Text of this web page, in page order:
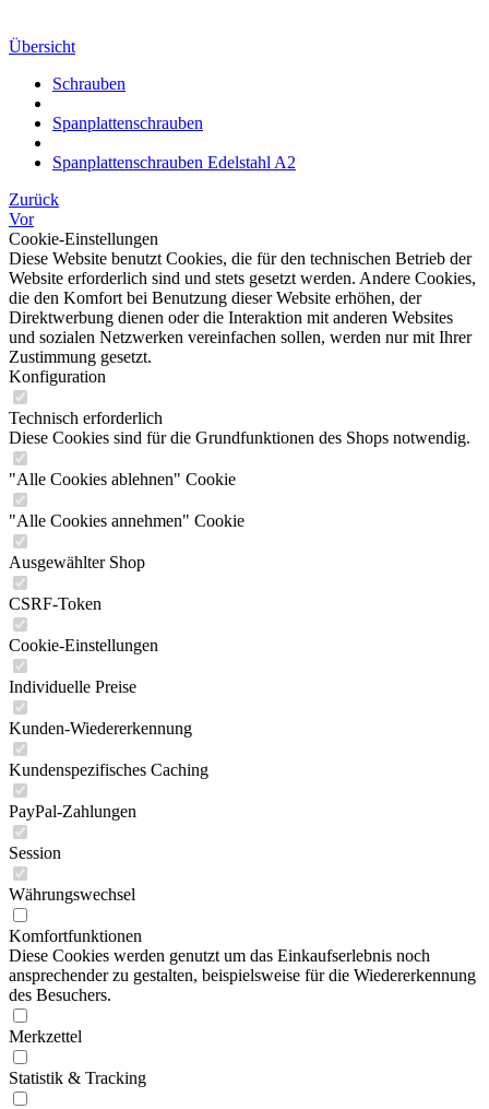
Übersicht
Schrauben
Spanplattenschrauben
Spanplattenschrauben Edelstahl A2
Zurück
Vor
Cookie-Einstellungen
Diese Website benutzt Cookies, die für den technischen Betrieb der
Website erforderlich sind und stets gesetzt werden. Andere Cookies,
die den Komfort bei Benutzung dieser Website erhöhen, der
Direktwerbung dienen oder die Interaktion mit anderen Websites
und sozialen Netzwerken vereinfachen sollen, werden nur mit Ihrer
Zustimmung gesetzt.
Konfiguration
Technisch erforderlich
Diese Cookies sind für die Grundfunktionen des Shops notwendig.
"Alle Cookies ablehnen" Cookie
"Alle Cookies annehmen" Cookie
Ausgewählter Shop
CSRF-Token
Cookie-Einstellungen
Individuelle Preise
Kunden-Wiedererkennung
Kundenspezifisches Caching
PayPal-Zahlungen
Session
Währungswechsel
Komfortfunktionen
Diese Cookies werden genutzt um das Einkaufserlebnis noch
ansprechender zu gestalten, beispielsweise für die Wiedererkennung
des Besuchers.
Merkzettel
Statistik & Tracking